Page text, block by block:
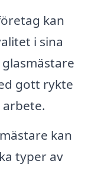
kan
i sina
gott rykte
kan
typer av